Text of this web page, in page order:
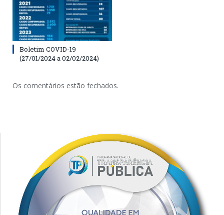
Boletim COVID-19
(27/01/2024 a 02/02/2024)
Os comentários estão fechados.